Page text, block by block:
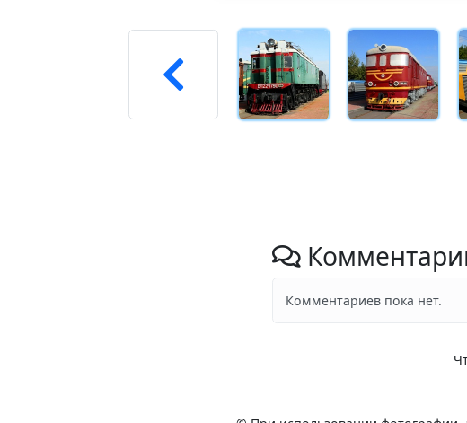
Комментариев пока нет.